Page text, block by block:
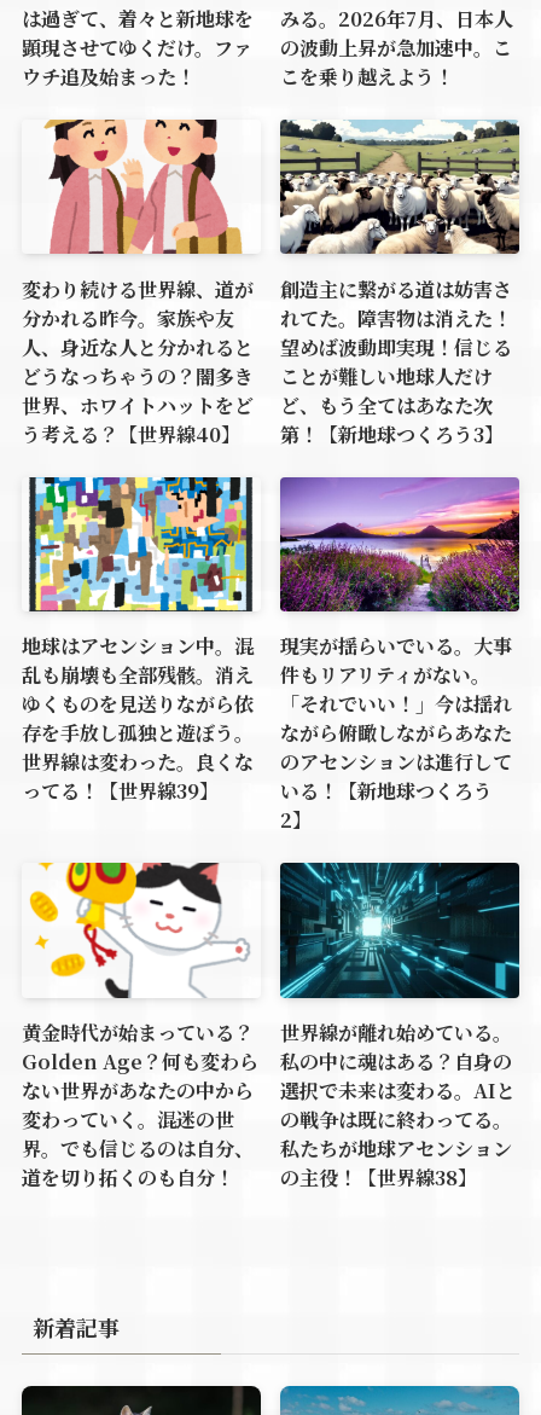
は過ぎて、着々と新地球を
顕現させてゆくだけ。ファ
ウチ追及始まった！
みる。2026年7月、日本人
の波動上昇が急加速中。こ
こを乗り越えよう！
変わり続ける世界線、道が
分かれる昨今。家族や友
人、身近な人と分かれると
どうなっちゃうの？闇多き
世界、ホワイトハットをど
う考える？【世界線40】
創造主に繋がる道は妨害さ
れてた。障害物は消えた！
望めば波動即実現！信じる
ことが難しい地球人だけ
ど、もう全てはあなた次
第！【新地球つくろう3】
地球はアセンション中。混
乱も崩壊も全部残骸。消え
ゆくものを見送りながら依
存を手放し孤独と遊ぼう。
世界線は変わった。良くな
ってる！【世界線39】
現実が揺らいでいる。大事
件もリアリティがない。
「それでいい！」今は揺れ
ながら俯瞰しながらあなた
のアセンションは進行して
いる！【新地球つくろう
2】
黄金時代が始まっている？
Golden Age？何も変わら
ない世界があなたの中から
変わっていく。混迷の世
界。でも信じるのは自分、
道を切り拓くのも自分！
世界線が離れ始めている。
私の中に魂はある？自身の
選択で未来は変わる。AIと
の戦争は既に終わってる。
私たちが地球アセンション
の主役！【世界線38】
新着記事